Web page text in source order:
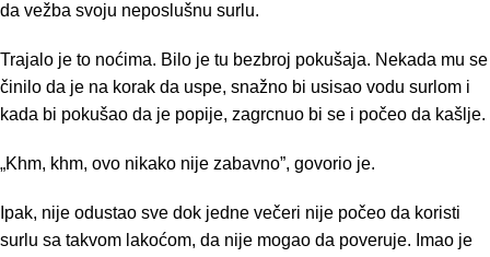
da vežba svoju neposlušnu surlu.
Trajalo je to noćima. Bilo je tu bezbroj pokušaja. Nekada mu se
činilo da je na korak da uspe, snažno bi usisao vodu surlom i
kada bi pokušao da je popije, zagrcnuo bi se i počeo da kašlje.
„Khm, khm, ovo nikako nije zabavno”, govorio je.
Ipak, nije odustao sve dok jedne večeri nije počeo da koristi
surlu sa takvom lakoćom, da nije mogao da poveruje. Imao je